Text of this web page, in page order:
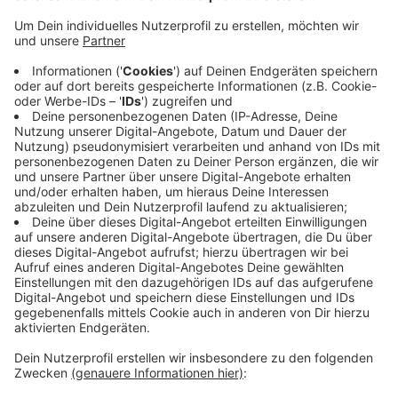
Der Verein Sportfreunde Siegen hat die Stelle des
sportlichen Leiters Jugend neu besetzt: ab dem 1.
Juli.2022 wird der Ex-Profi und ehemalige
Sportfreunde-Spieler Uwe Helmes den im Sommer
ausscheidenden Steffen Hardt ersetzen. Der 63jährige
war bereits in verschiedenen Trainerpositionen für die
Sportfreunde Siegen tätig. Helmes freut sich auf die
neue Aufgabe und möchte die erfolgreiche Arbeit von
Steffen Hardt zusammen mit der Jugendabteilung
fortsetzen. Hardt wird den Verein weiterhin
hinsichtlich Trainingsinhalten und der Umsetzung einer
einheitlichen Trainingsphilosophie unterstützen.
Anzeige